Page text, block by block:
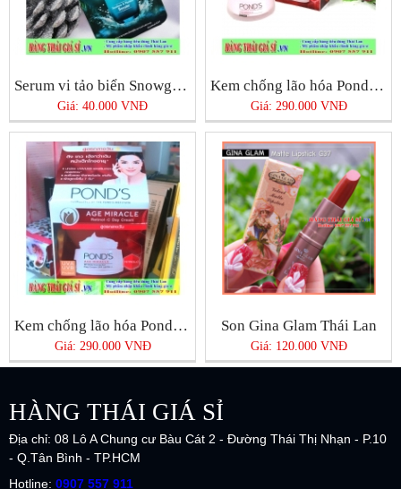
Serum vi tảo biển Snowgirl Thái Lan
Giá: 40.000 VNĐ
Kem chống lão hóa Pond’s Age Miracle Night Cream
Giá: 290.000 VNĐ
Kem chống lão hóa Pond’s Age Miracle Day Cream
Giá: 290.000 VNĐ
Son Gina Glam Thái Lan
Giá: 120.000 VNĐ
HÀNG THÁI GIÁ SỈ
Địa chỉ: 08 Lô A Chung cư Bàu Cát 2 - Đường Thái Thị Nhạn - P.10
- Q.Tân Bình - TP.HCM
Hotline: 0907 557 911